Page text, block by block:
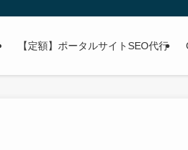
【定額】ポータルサイトSEO代行